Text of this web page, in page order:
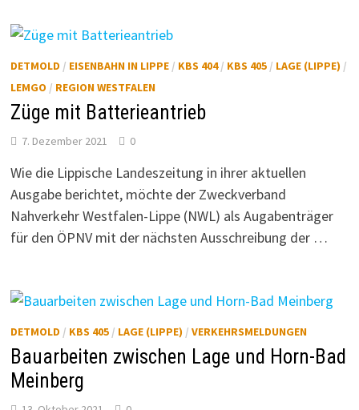
DETMOLD / EISENBAHN IN LIPPE/ KBS 404/ KBS 405/ LAGE (LIPPE) /
LEMGO / REGION WESTFALEN
Züge mit Batterieantrieb
7. Dezember 2021 0
Wie die Lippische Landeszeitung in ihrer aktuellen
Ausgabe berichtet, möchte der Zweckverband
Nahverkehr Westfalen-Lippe (NWL) als Augabenträger
für den ÖPNV mit der nächsten Ausschreibung der …
DETMOLD / KBS 405/ LAGE (LIPPE) / VERKEHRSMELDUNGEN
Bauarbeiten zwischen Lage und Horn-Bad
Meinberg